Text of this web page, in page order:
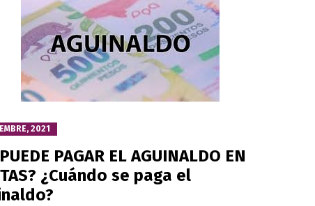
2021
PAGAR EL AGUINALDO EN
¿Cuándo se paga el